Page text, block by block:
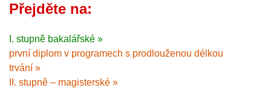
Přejděte na:
I. stupně bakalářské »
první diplom v programech s prodlouženou délkou
trvání »
II. stupně – magisterské »